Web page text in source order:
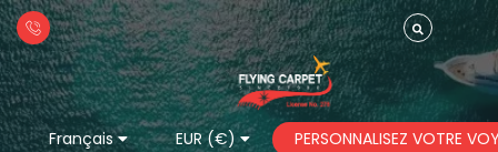
Français EUR (€) PERSONNALISEZ VOTRE